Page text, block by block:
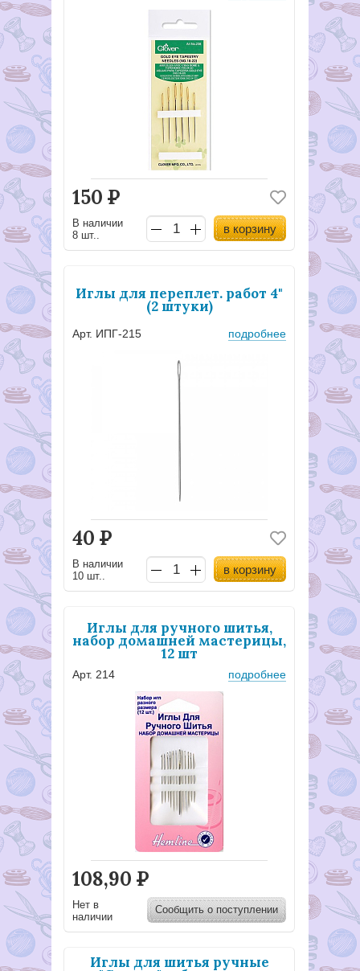
150 Р
В наличии
8 шт..
в корзину
Иглы для переплет. работ 4"
(2 штуки)
Арт. ИПГ-215 подробнее
40 Р
В наличии
10 шт..
в корзину
Иглы для ручного шитья,
набор домашней мастерицы,
12 шт
Арт. 214 подробнее
108,90 Р
Нет в
наличии
Сообщить о поступлении
Иглы для шитья ручные